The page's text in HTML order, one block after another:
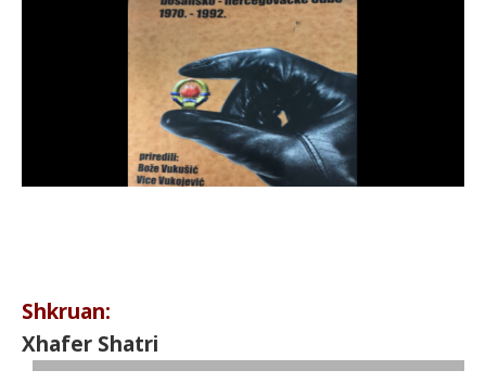
Shkruan:
Xhafer Shatri